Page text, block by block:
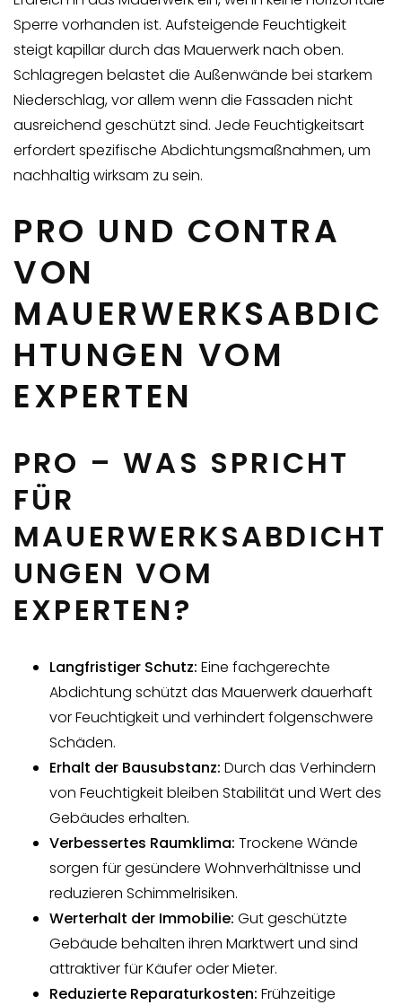
Sperre vorhanden ist. Aufsteigende Feuchtigkeit
steigt kapillar durch das Mauerwerk nach oben.
Schlagregen belastet die Außenwände bei starkem
Niederschlag, vor allem wenn die Fassaden nicht
ausreichend geschützt sind. Jede Feuchtigkeitsart
erfordert spezifische Abdichtungsmaßnahmen, um
nachhaltig wirksam zu sein.
PRO UND CONTRA
VON
MAUERWERKSABDIC
HTUNGEN VOM
EXPERTEN
PRO – WAS SPRICHT
FÜR
MAUERWERKSABDICHT
UNGEN VOM
EXPERTEN?
Langfristiger Schutz: Eine fachgerechte
Abdichtung schützt das Mauerwerk dauerhaft
vor Feuchtigkeit und verhindert folgenschwere
Schäden.
Erhalt der Bausubstanz: Durch das Verhindern
von Feuchtigkeit bleiben Stabilität und Wert des
Gebäudes erhalten.
Verbessertes Raumklima: Trockene Wände
sorgen für gesündere Wohnverhältnisse und
reduzieren Schimmelrisiken.
Werterhalt der Immobilie: Gut geschützte
Gebäude behalten ihren Marktwert und sind
attraktiver für Käufer oder Mieter.
Reduzierte Reparaturkosten: Frühzeitige